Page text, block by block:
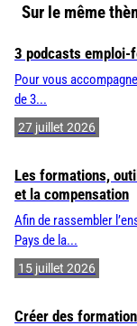
Sur le même
3 podcasts
Pour vous
de 3...
27 juillet 2026
Les formations,
et la compensation
Afin de rassembler
Pays de la...
15 juillet 2026
Créer des